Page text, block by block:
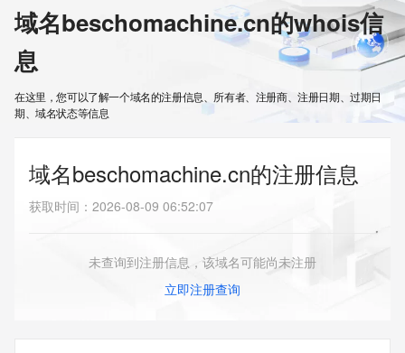
域名beschomachine.cn的whois信
息
在这里，您可以了解一个域名的注册信息、所有者、注册商、注册日期、过期日
期、域名状态等信息
域名beschomachine.cn的注册信息
获取时间 ： 2026-08-09 06:52:07
未查询到注册信息，该域名可能尚未注册
立即注册查询